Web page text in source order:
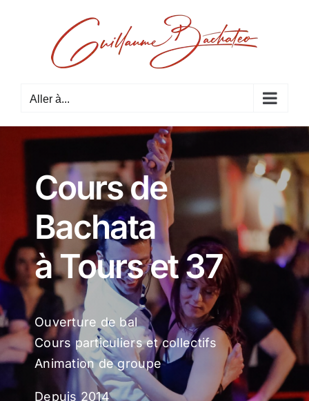
Aller à...
Cours de
Bachata
à Tours et 37
Ouverture de bal
Cours particuliers et collectifs
Animation de groupe
Depuis 2014